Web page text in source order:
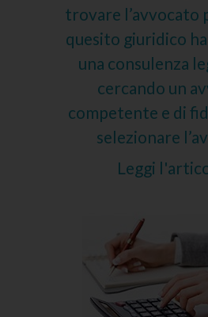
trovare l’avvocato
quesito giuridico
una consulenza
cercando un
competente e di
selezionare
Leggi